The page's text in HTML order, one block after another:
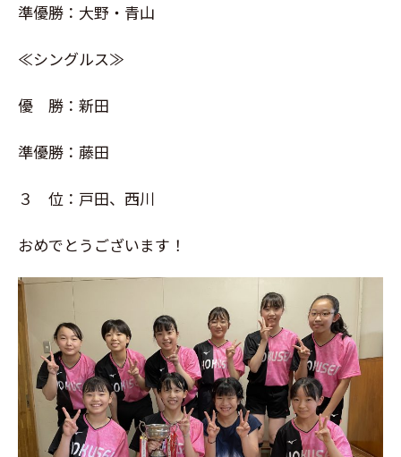
準優勝：大野・青山
≪シングルス≫
優 勝：新田
準優勝：藤田
３ 位：戸田、西川
おめでとうございます！